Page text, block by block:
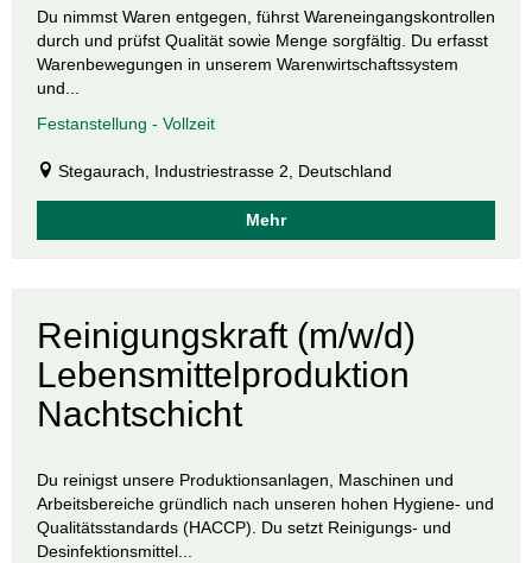
Du nimmst Waren entgegen, führst Wareneingangskontrollen
durch und prüfst Qualität sowie Menge sorgfältig. Du erfasst
Warenbewegungen in unserem Warenwirtschaftssystem
und...
Festanstellung - Vollzeit
Stegaurach, Industriestrasse 2, Deutschland
Mehr
Reinigungskraft (m/w/d)
Lebensmittelproduktion
Nachtschicht
Du reinigst unsere Produktionsanlagen, Maschinen und
Arbeitsbereiche gründlich nach unseren hohen Hygiene- und
Qualitätsstandards (HACCP). Du setzt Reinigungs- und
Desinfektionsmittel...